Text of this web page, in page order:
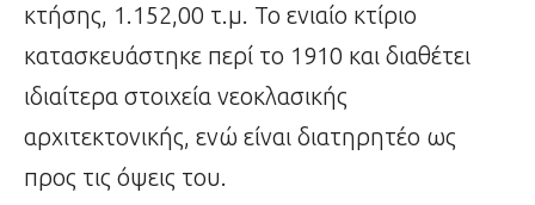
κτήσης, 1.152,00 τ.μ. Το ενιαίο κτίριο
κατασκευάστηκε περί το 1910 και διαθέτει
ιδιαίτερα στοιχεία νεοκλασικής
αρχιτεκτονικής, ενώ είναι διατηρητέο ως
προς τις όψεις του.